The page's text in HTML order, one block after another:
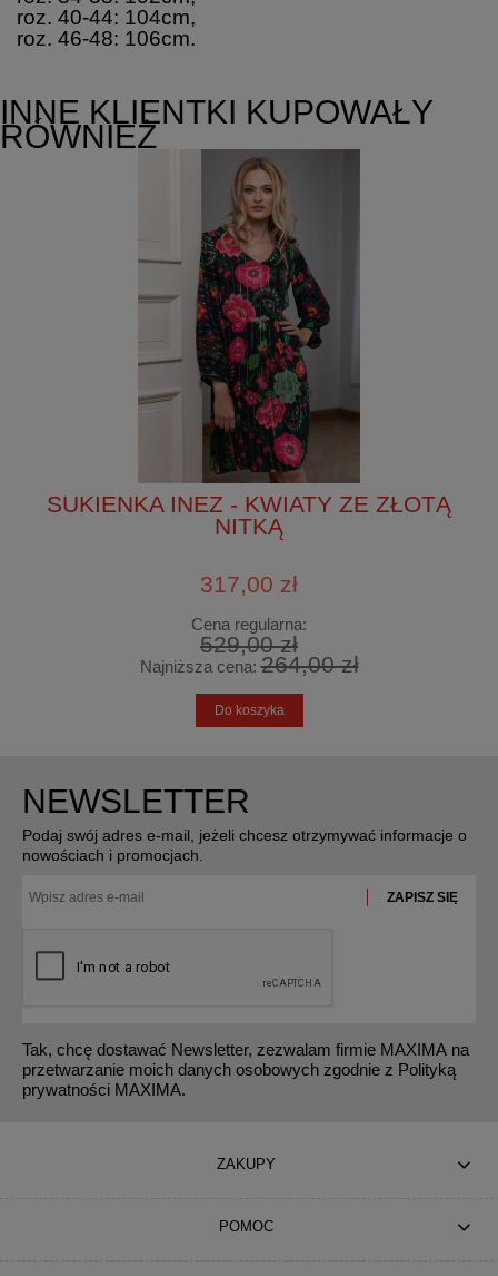
roz. 40-44: 104cm,
roz. 46-48: 106cm.
INNE KLIENTKI KUPOWAŁY
RÓWNIEŻ
SUKIENKA INEZ - KWIATY ZE ZŁOTĄ
NITKĄ
317,00 zł
Cena regularna:
529,00 zł
Najniższa cena:264,00 zł
Do koszyka
NEWSLETTER
Podaj swój adres e-mail, jeżeli chcesz otrzymywać informacje o
nowościach i promocjach.
ZAPISZ SIĘ
Tak, chcę dostawać Newsletter, zezwalam firmie MAXIMA na
przetwarzanie moich danych osobowych zgodnie z Polityką
prywatności MAXIMA.
ZAKUPY
POMOC